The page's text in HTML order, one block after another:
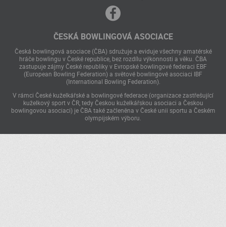
ČESKÁ BOWLINGOVÁ ASOCIACE
Česká bowlingová asociace (ČBA) sdružuje a eviduje všechny amatérské
hráče bowlingu v České republice, bez rozdílu výkonnosti a věku. ČBA
zastupuje zájmy České republiky v Evropské bowlingové federaci EBF
(European Bowling Federation) a světové bowlingové asociaci IBF
(International Bowling Federation).
V rámci České kuželkářské a bowlingové federace (organizace zastřešující
kuželkový sport v ČR, tedy Českou kuželkářskou asociaci a Českou
bowlingovou asociaci) je ČBA také začleněna v České unii sportu a Českém
olympijském výboru.